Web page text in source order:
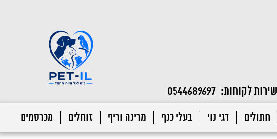
שירות לקוחות: 0544689697
חתולים דגי נוי בעלי כנף מרינה וריף זוחלים מכרסמים